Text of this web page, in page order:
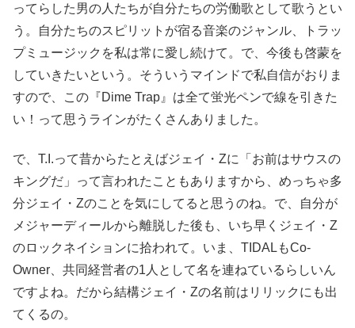
ってらした男の人たちが自分たちの労働歌として歌うとい
う。自分たちのスピリットが宿る音楽のジャンル、トラッ
プミュージックを私は常に愛し続けて。で、今後も啓蒙を
していきたいという。そういうマインドで私自信がおりま
すので、この『Dime Trap』は全て蛍光ペンで線を引きた
い！って思うラインがたくさんありました。
で、T.I.って昔からたとえばジェイ・Zに「お前はサウスの
キングだ」って言われたこともありますから、めっちゃ多
分ジェイ・Zのことを気にしてると思うのね。で、自分が
メジャーディールから離脱した後も、いち早くジェイ・Z
のロックネイションに拾われて。いま、TIDALもCo-
Owner、共同経営者の1人として名を連ねているらしいん
ですよね。だから結構ジェイ・Zの名前はリリックにも出
てくるの。